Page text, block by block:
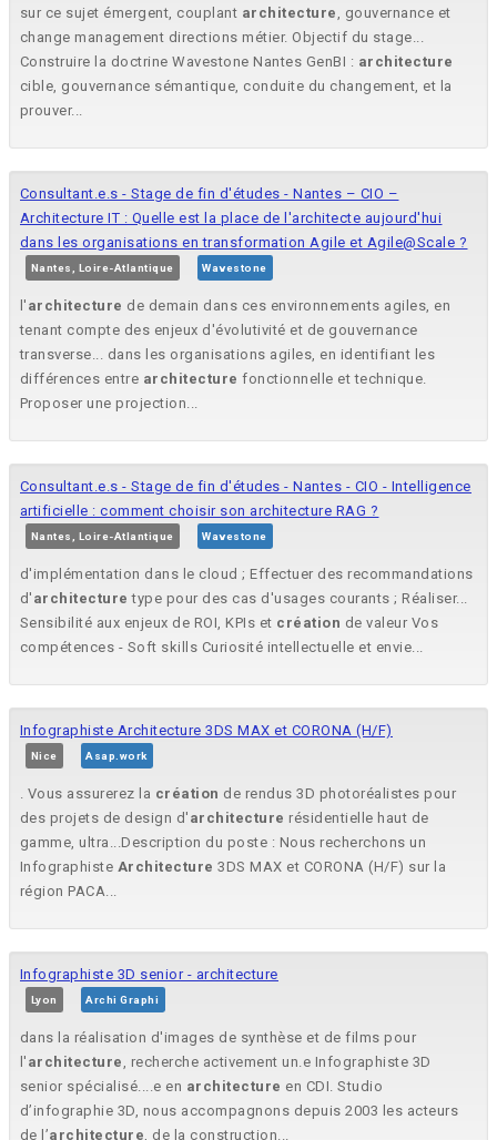
sur ce sujet émergent, couplant architecture , gouvernance et
change management directions métier. Objectif du stage...
Construire la doctrine Wavestone Nantes GenBI : architecture
cible, gouvernance sémantique, conduite du changement, et la
prouver...
Consultant.e.s - Stage de fin d'études - Nantes – CIO –
Architecture IT : Quelle est la place de l'architecte aujourd'hui
dans les organisations en transformation Agile et Agile@Scale ?
Nantes, Loire-Atlantique Wavestone
l' architecture de demain dans ces environnements agiles, en
tenant compte des enjeux d'évolutivité et de gouvernance
transverse... dans les organisations agiles, en identifiant les
différences entre architecture fonctionnelle et technique.
Proposer une projection...
Consultant.e.s - Stage de fin d'études - Nantes - CIO - Intelligence
artificielle : comment choisir son architecture RAG ?
Nantes, Loire-Atlantique Wavestone
d'implémentation dans le cloud ; Effectuer des recommandations
d' architecture type pour des cas d'usages courants ; Réaliser...
Sensibilité aux enjeux de ROI, KPIs et création de valeur Vos
compétences - Soft skills Curiosité intellectuelle et envie...
Infographiste Architecture 3DS MAX et CORONA (H/F)
Nice Asap.work
. Vous assurerez la création de rendus 3D photoréalistes pour
des projets de design d' architecture résidentielle haut de
gamme, ultra...Description du poste : Nous recherchons un
Infographiste Architecture 3DS MAX et CORONA (H/F) sur la
région PACA...
Infographiste 3D senior - architecture
Lyon Archi Graphi
dans la réalisation d'images de synthèse et de films pour
l' architecture , recherche activement un.e Infographiste 3D
senior spécialisé....e en architecture en CDI. Studio
d’infographie 3D, nous accompagnons depuis 2003 les acteurs
de l’architecture, de la construction...